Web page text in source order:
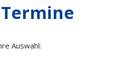
Auswahl: